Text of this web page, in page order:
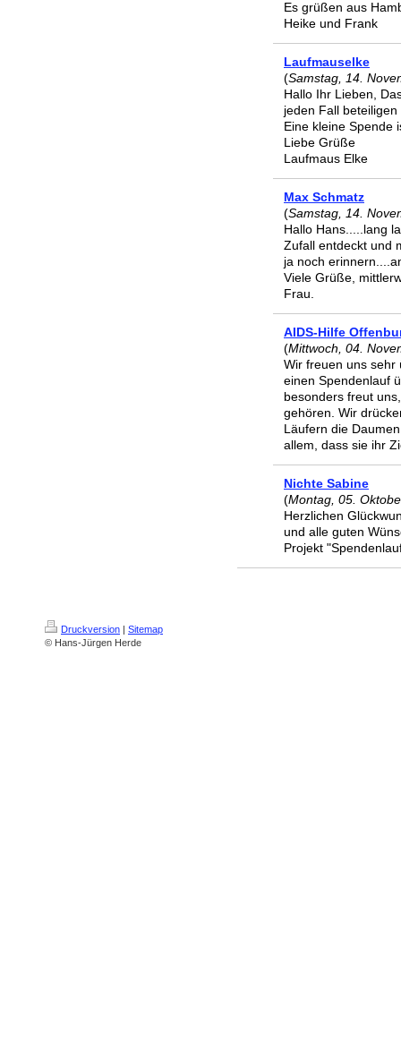
Es grüßen aus
Heike und Frank
Laufmauselke
(Samstag, 14.
Hallo Ihr Lieben,
jeden Fall
Eine kleine Spende
Liebe Grüße
Laufmaus Elke
Max Schmatz
(Samstag, 14.
Hallo Hans.....lang
Zufall entdeckt und
ja noch
Viele Grüße,
Frau.
AIDS-Hilfe
(Mittwoch, 04.
Wir freuen uns sehr
einen Spendenlauf
besonders freut
gehören. Wir
Läufern die
allem, dass sie ihr
Nichte Sabine
(Montag, 05.
Herzlichen
und alle guten
Projekt
Druckversion | Sitemap
© Hans-Jürgen Herde